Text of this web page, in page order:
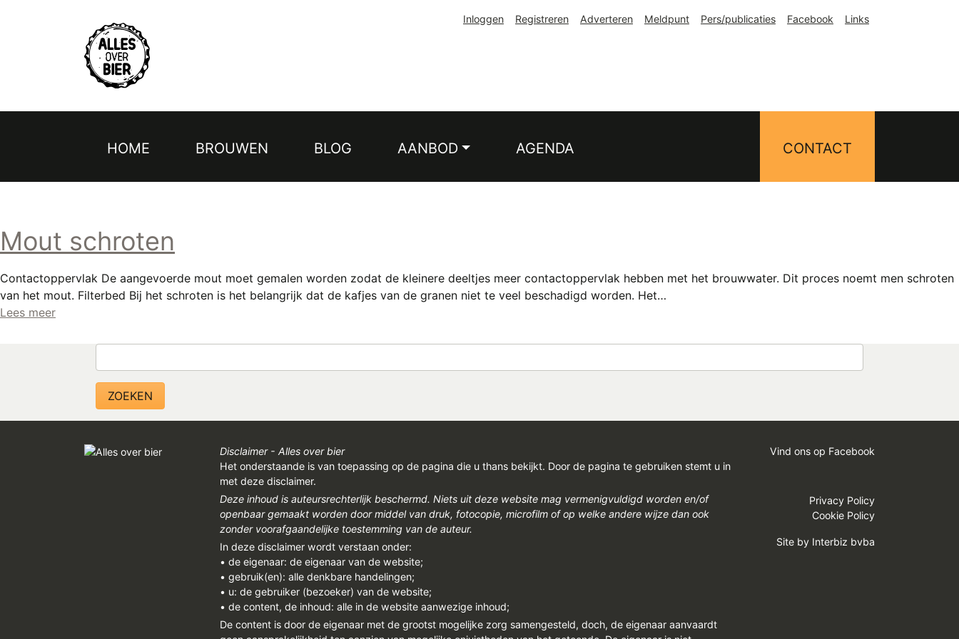
Inloggen Registreren Adverteren Meldpunt Pers/publicaties Facebook Links
Hoofdnavigatie
HOME BROUWEN BLOG AANBOD AGENDA CONTACT
Mout schroten
Contactoppervlak De aangevoerde mout moet gemalen worden zodat de kleinere deeltjes meer contactoppervlak hebben met het brouwwater. Dit proces noemt men schroten
van het mout. Filterbed Bij het schroten is het belangrijk dat de kafjes van de granen niet te veel beschadigd worden. Het…
Lees meer
Disclaimer - Alles over bier
Het onderstaande is van toepassing op de pagina die u thans bekijkt. Door de pagina te gebruiken stemt u in
met deze disclaimer.
Deze inhoud is auteursrechterlijk beschermd. Niets uit deze website mag vermenigvuldigd worden en/of
openbaar gemaakt worden door middel van druk, fotocopie, microfilm of op welke andere wijze dan ook
zonder voorafgaandelijke toestemming van de auteur.
In deze disclaimer wordt verstaan onder:
• de eigenaar: de eigenaar van de website;
• gebruik(en): alle denkbare handelingen;
• u: de gebruiker (bezoeker) van de website;
• de content, de inhoud: alle in de website aanwezige inhoud;
De content is door de eigenaar met de grootst mogelijke zorg samengesteld, doch, de eigenaar aanvaardt
Vind ons op Facebook
Privacy Policy
Cookie Policy
Site by Interbiz bvba